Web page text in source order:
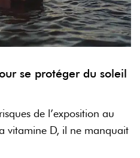
se protéger du soleil
de l’exposition au
vitamine D, il ne manquait